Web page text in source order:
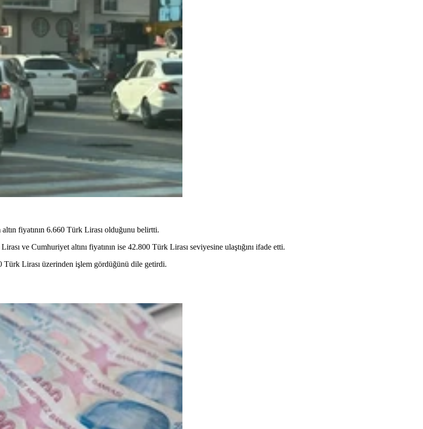
fiyatının 6.660 Türk Lirası olduğunu belirtti.
ve Cumhuriyet altını fiyatının ise 42.800 Türk Lirası seviyesine ulaştığını ifade etti.
Türk Lirası üzerinden işlem gördüğünü dile getirdi.